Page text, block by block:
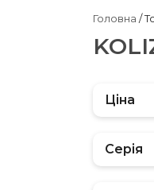
Головна /
Ціна
Серія